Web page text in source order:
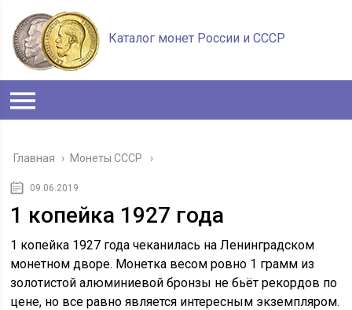
Каталог монет России и СССР
Главная › Монеты СССР
09.06.2019
1 копейка 1927 года
1 копейка 1927 года чеканилась на Ленинградском
монетном дворе. Монетка весом ровно 1 грамм из
золотистой алюминиевой бронзы не бьёт рекордов по
цене, но все равно является интересным экземпляром.